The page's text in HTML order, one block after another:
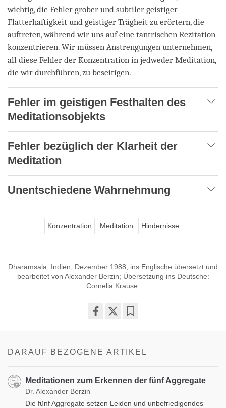
wichtig, die Fehler grober und subtiler geistiger
Flatterhaftigkeit und geistiger Trägheit zu erörtern, die
auftreten, während wir uns auf eine tantrischen Rezitation
konzentrieren. Wir müssen Anstrengungen unternehmen,
all diese Fehler der Konzentration in jedweder Meditation,
die wir durchführen, zu beseitigen.
Fehler im geistigen Festhalten des
Meditationsobjekts
Fehler bezüglich der Klarheit der
Meditation
Unentschiedene Wahrnehmung
Konzentration Meditation Hindernisse
Dharamsala, Indien, Dezember 1988; ins Englische übersetzt und
bearbeitet von Alexander Berzin; Übersetzung ins Deutsche:
Cornelia Krause.
DARAUF BEZOGENE ARTIKEL
Meditationen zum Erkennen der fünf Aggregate
Dr. Alexander Berzin
Die fünf Aggregate setzen Leiden und unbefriedigendes